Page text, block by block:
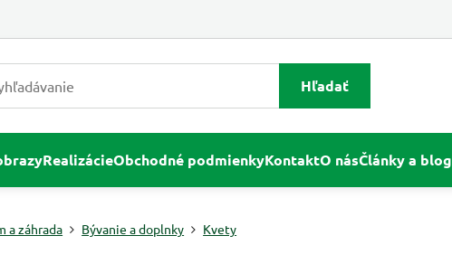
Hľadať
RealizácieObchodné podmienkyKontaktO násČlánky a blog
a záhrada Bývanie a doplnky Kvety